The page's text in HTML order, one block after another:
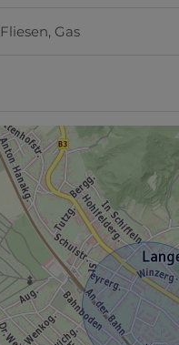
Fliesen Gas